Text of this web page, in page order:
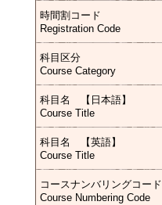
時間割コード
Registration Code
科目区分
Course Category
科目名 【日本語】
Course Title
科目名 【英語】
Course Title
コースナンバリングコード
Course Numbering Code